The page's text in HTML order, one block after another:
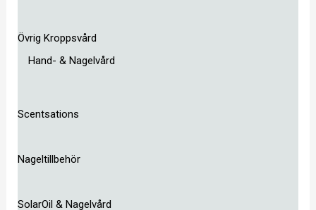
Övrig Kroppsvård
Hand- & Nagelvård
Scentsations
Nageltillbehör
SolarOil & Nagelvård